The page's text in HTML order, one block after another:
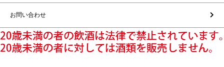
お問い合わせ